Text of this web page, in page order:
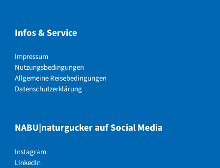
Infos & Service
Impressum
Nutzungsbedingungen
Allgemeine Reisebedingungen
Datenschutzerklärung
NABU|naturgucker auf Social Media
Instagram
LinkedIn